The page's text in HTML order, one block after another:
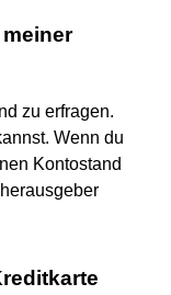
zu erfragen.
Wenn du
Kontostand